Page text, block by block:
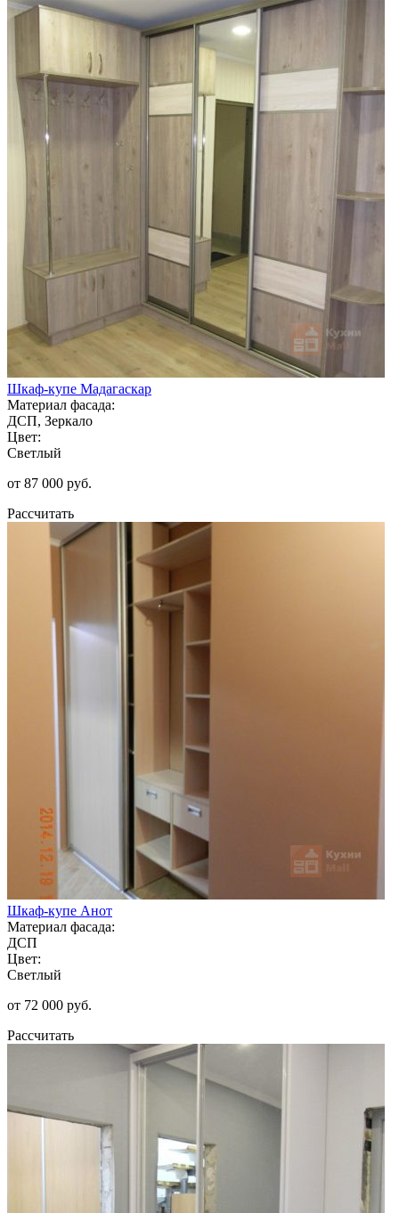
Шкаф-купе Мадагаскар
Материал фасада:
ДСП, Зеркало
Цвет:
Светлый
от 87 000 руб.
Рассчитать
Шкаф-купе Анот
Материал фасада:
ДСП
Цвет:
Светлый
от 72 000 руб.
Рассчитать